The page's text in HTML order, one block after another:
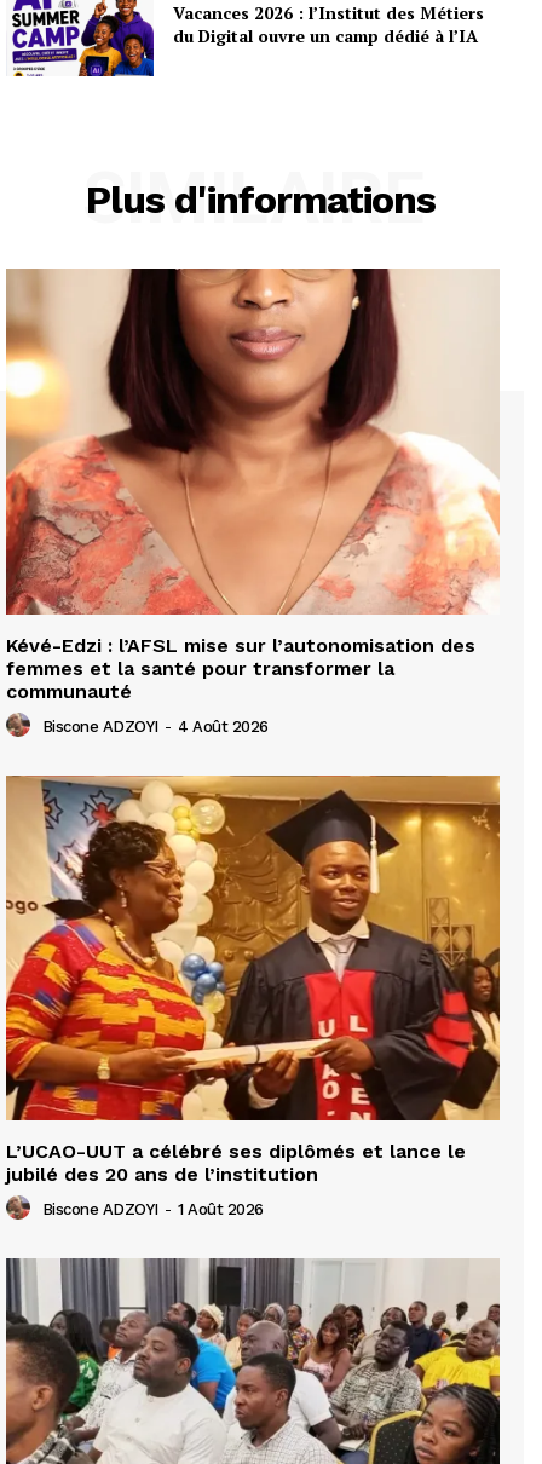
Vacances 2026 : l’Institut des Métiers
du Digital ouvre un camp dédié à l’IA
Plus d'informations
SIMILAIRE
Kévé-Edzi : l’AFSL mise sur l’autonomisation des
femmes et la santé pour transformer la
communauté
Biscone ADZOYI - 4 Août 2026
L’UCAO-UUT a célébré ses diplômés et lance le
jubilé des 20 ans de l’institution
Biscone ADZOYI - 1 Août 2026